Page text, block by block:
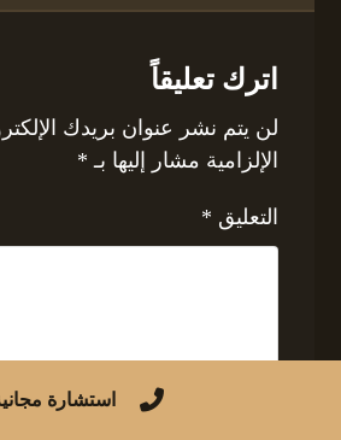
اترك تعليقاً
لن يتم نشر عنوان بريدك
الإلزامية مشار إليها بـ *
التعليق *
استشارة